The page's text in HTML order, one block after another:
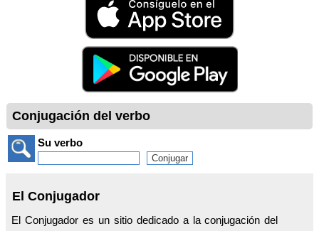
Conjugación del verbo
Su verbo
El Conjugador
El Conjugador es un sitio dedicado a la conjugación del